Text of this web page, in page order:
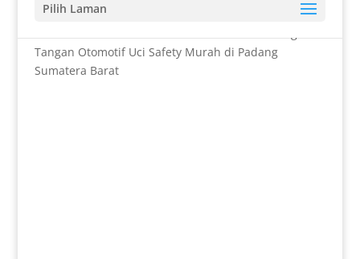
Pilih Laman
Tangan Otomotif Uci Safety Murah di Padang
Sumatera Barat